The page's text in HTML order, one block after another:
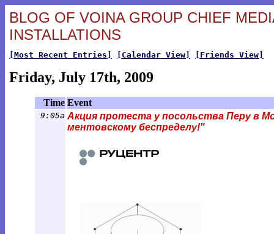
BLOG OF VOINA GROUP CHIEF
INSTALLATIONS
[Most Recent Entries] [Calendar View] [Friends View]
Friday, July 17th, 2009
Time Event
9:05a Акция протеста у посольства Перу в
ментовскому беспределу!"